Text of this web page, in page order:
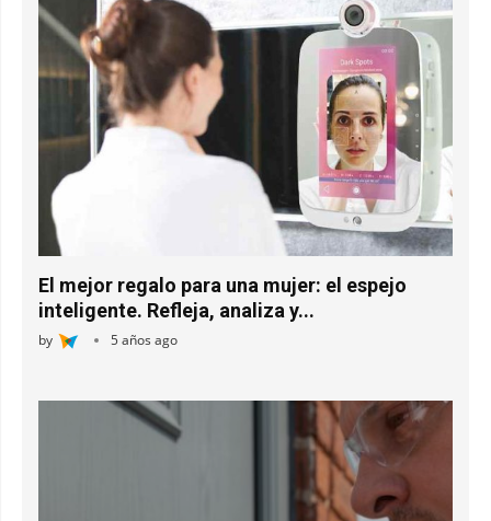
El mejor regalo para una mujer: el espejo
inteligente. Refleja, analiza y...
by 5 años ago